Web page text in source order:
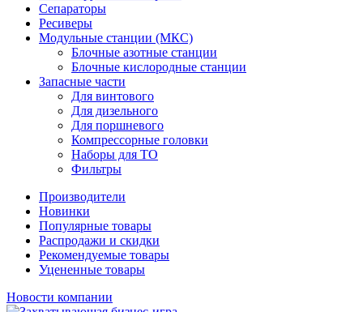
Сепараторы
Ресиверы
Модульные станции (МКС)
Блочные азотные станции
Блочные кислородные станции
Запасные части
Для винтового
Для дизельного
Для поршневого
Компрессорные головки
Наборы для ТО
Фильтры
Производители
Новинки
Популярные товары
Распродажи и скидки
Рекомендуемые товары
Уцененные товары
Новости компании